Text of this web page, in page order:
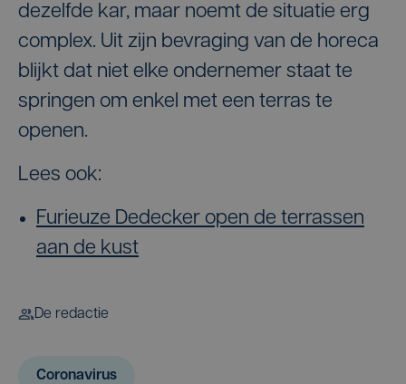
dezelfde kar, maar noemt de situatie erg
complex. Uit zijn bevraging van de horeca
blijkt dat niet elke ondernemer staat te
springen om enkel met een terras te
openen.
Lees ook:
Furieuze Dedecker open de terrassen
aan de kust
De redactie
Coronavirus